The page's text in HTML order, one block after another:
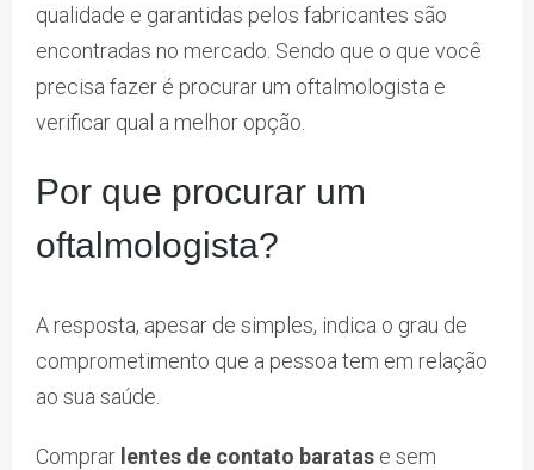
qualidade e garantidas pelos fabricantes são
encontradas no mercado. Sendo que o que você
precisa fazer é procurar um oftalmologista e
verificar qual a melhor opção.
Por que procurar um
oftalmologista?
A resposta, apesar de simples, indica o grau de
comprometimento que a pessoa tem em relação
ao sua saúde.
Comprar lentes de contato baratas e sem